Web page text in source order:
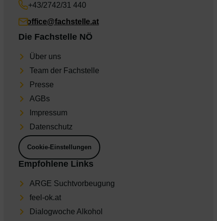
+43/2742/31 440
office@fachstelle.at
Die Fachstelle NÖ
Über uns
Team der Fachstelle
Presse
AGBs
Impres­sum
Daten­schutz
Cookie-Einstellungen
Empfohlene Links
ARGE Suchtvorbeugung
feel-ok.at
Dia­log­wo­che Alkohol